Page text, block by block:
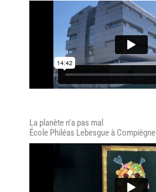
La planète n’a pas mal
École Philéas Lebesgue à Compiègne